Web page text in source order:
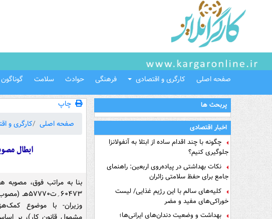
صفحه اصلی کارگری و اقتصادی فرهنگی حوادث سلامت گوناگون
پربحث ها
اخبار اقتصادی
چگونه با چند اقدام ساده از ابتلا به آنفولانزا
جلوگیری کنیم؟
نکات بهداشتی در پیاده‌روی اربعین: راهنمای
جامع برای حفظ سلامتی زائران
کلیه‌های سالم با این رژیم غذایی/ لیست
خوراکی‌های مفید و مضر
بهداشت و وضعیت دندان‌های ایرانی‌ها؛
چاپ
صفحه اصلی
کارگری و
ابطال
بنا به مراتب فوق، مصوبه
وزیران- با موضوع